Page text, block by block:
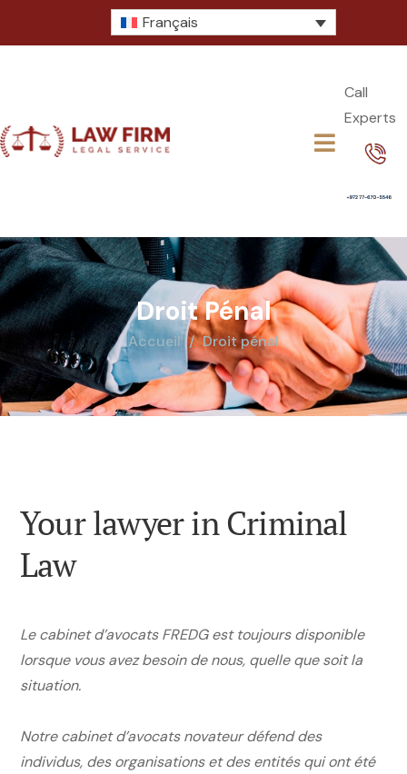
Français
Call
Experts​
Droit Pénal
Accueil Droit pénal
Your lawyer in Criminal
Law
Le cabinet d’avocats FREDG est toujours disponible
lorsque vous avez besoin de nous, quelle que soit la
situation.
Notre cabinet d’avocats novateur défend des
individus, des organisations et des entités qui ont été